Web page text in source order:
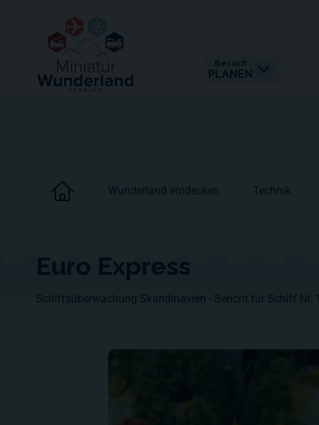
Besuch
PLANEN
Wunderland entdecken Technik
Euro Express
Schiffsüberwachung Skandinavien - Bericht für Schiff Nr. 1